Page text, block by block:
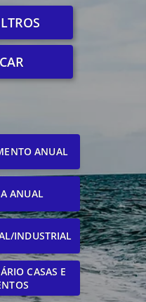
ANUAL
ANUAL
INDUSTRIAL
CASAS E